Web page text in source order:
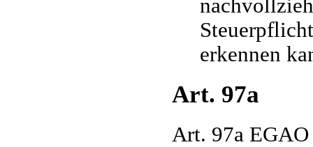
erkennen
Art. 97a
Art. 97a EGAO